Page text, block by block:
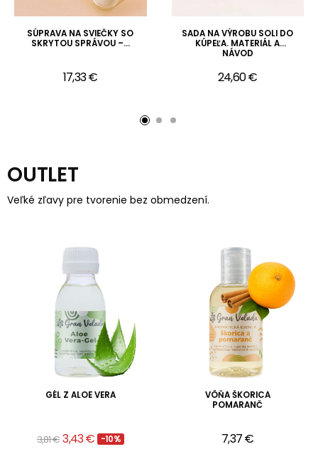
SÚPRAVA NA SVIEČKY SO
SKRYTOU SPRÁVOU –...
17,33 €
SADA NA VÝROBU SOLI DO
KÚPEĽA. MATERIÁL A
NÁVOD
24,60 €
OUTLET
Veľké zľavy pre tvorenie bez obmedzení.
GÉL Z ALOE VERA
3,81 € 3,43 € -10%
VÔŇA ŠKORICA
POMARANČ
7,37 €